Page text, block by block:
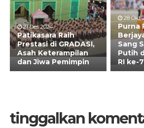
21 Des 2024
Patikasara Raih
Prestasi di GRADASI,
Asah Keterampilan
dan Jiwa Pemimpin
28 Okt
Purna
Sang
Putih
RI ke-
tinggalkan